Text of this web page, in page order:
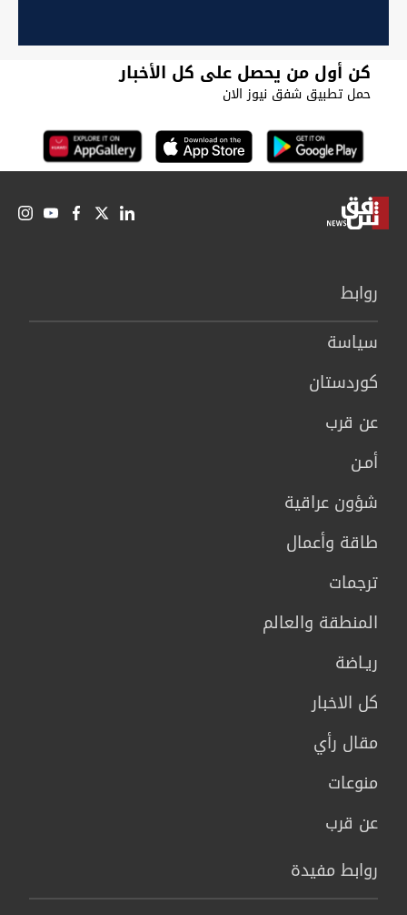
كن أول من يحصل على كل الأخبار
حمل تطبيق شفق نيوز الان
روابط
سیاسة
كوردستان
عن قرب
أمـن
شؤون عراقية
طاقة وأعمال
ترجمات
المنطقة والعالم
ريـاضة
كل الاخبار
مقال رأي
منوعات
عن قرب
روابط مفيدة